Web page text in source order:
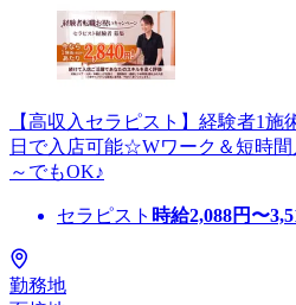
【高収入セラピスト】経験者1施
日で入店可能☆Wワーク＆短時
～でもOK♪
セラピスト 時給2,088円〜
勤務地